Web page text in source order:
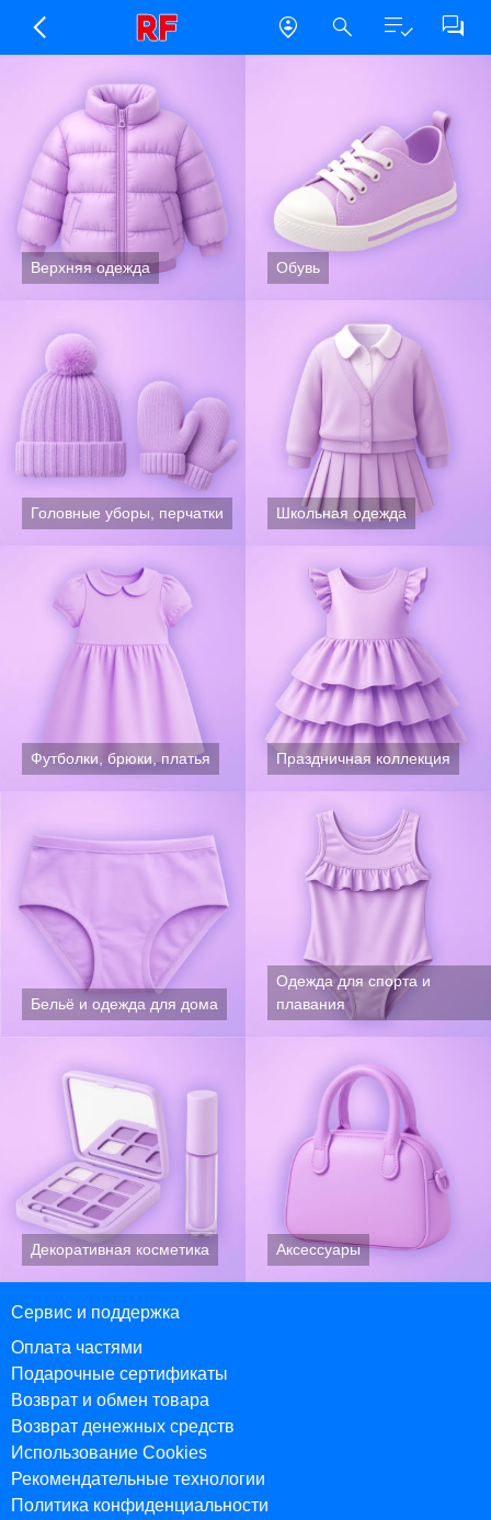
Сервис и поддержка
Оплата частями
Подарочные сертификаты
Возврат и обмен товара
Возврат денежных средств
Использование Cookies
Рекомендательные технологии
Политика конфиденциальности